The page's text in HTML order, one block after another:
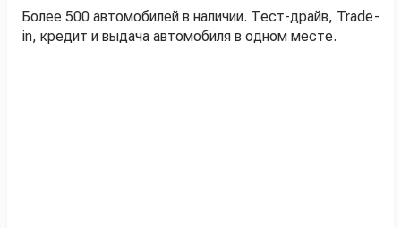
Более 500 автомобилей в наличии. Тест-драйв, Trade-
in, кредит и выдача автомобиля в одном месте.